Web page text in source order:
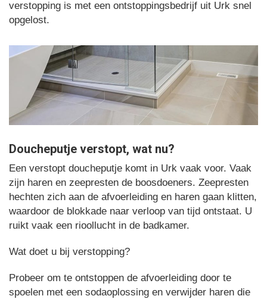
verstopping is met een ontstoppingsbedrijf uit Urk snel
opgelost.
Doucheputje verstopt, wat nu?
Een verstopt doucheputje komt in Urk vaak voor. Vaak
zijn haren en zeepresten de boosdoeners. Zeepresten
hechten zich aan de afvoerleiding en haren gaan klitten,
waardoor de blokkade naar verloop van tijd ontstaat. U
ruikt vaak een rioollucht in de badkamer.
Wat doet u bij verstopping?
Probeer om te ontstoppen de afvoerleiding door te
spoelen met een sodaoplossing en verwijder haren die